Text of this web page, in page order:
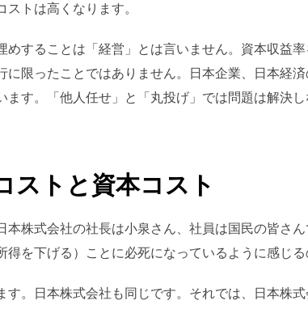
トは高くなります。
することは「経営」とは言いません。資本収益
限ったことではありません。日本企業、日本経
す。「他人任せ」と「丸投げ」では問題は解決し
ストと資本コスト
株式会社の社長は小泉さん、社員は国民の皆さ
を下げる）ことに必死になっているように感じる
。日本株式会社も同じです。それでは、日本株